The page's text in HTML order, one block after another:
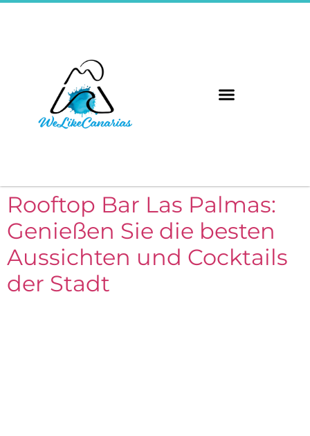
Rooftop Bar Las Palmas:
Genießen Sie die besten
Aussichten und Cocktails
der Stadt